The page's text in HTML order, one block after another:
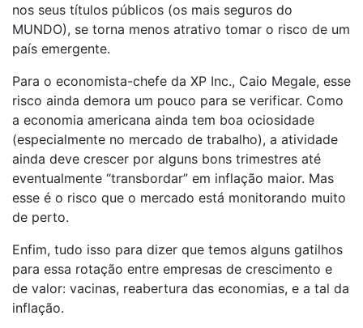
nos seus títulos públicos (os mais seguros do
MUNDO), se torna menos atrativo tomar o risco de um
país emergente.
Para o economista-chefe da XP Inc., Caio Megale, esse
risco ainda demora um pouco para se verificar. Como
a economia americana ainda tem boa ociosidade
(especialmente no mercado de trabalho), a atividade
ainda deve crescer por alguns bons trimestres até
eventualmente “transbordar” em inflação maior. Mas
esse é o risco que o mercado está monitorando muito
de perto.
Enfim, tudo isso para dizer que temos alguns gatilhos
para essa rotação entre empresas de crescimento e
de valor: vacinas, reabertura das economias, e a tal da
inflação.